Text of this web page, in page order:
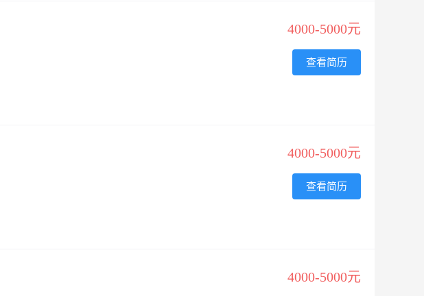
4000-5000元
查看简历
4000-5000元
查看简历
4000-5000元